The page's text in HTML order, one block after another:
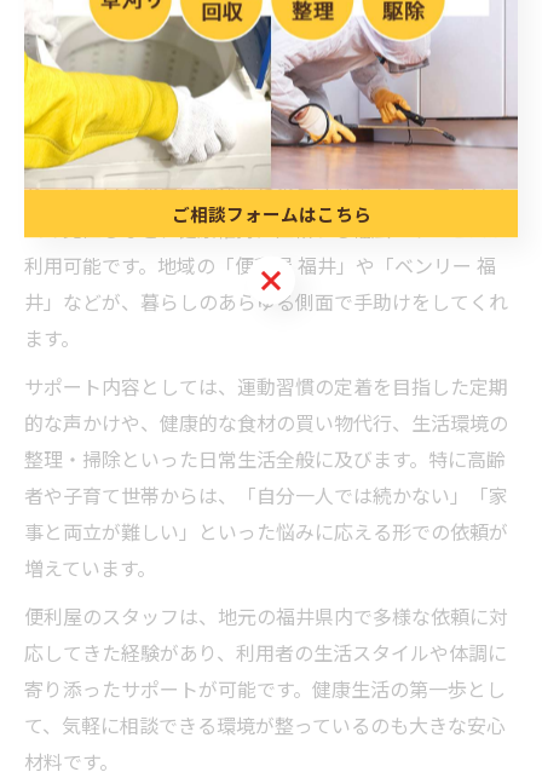
便利屋が福井の健康生活を全面サポート
便利屋のフィットネス支援は、単なる運動の手伝いにと
どまらず、福井県の健康生活全体をサポートします。た
とえば、日々の買い物代行や食生活サポート、生活リズ
ムの見直しなど、健康維持に直結する幅広いサービスが
利用可能です。地域の「便利屋 福井」や「ベンリー 福
井」などが、暮らしのあらゆる側面で手助けをしてくれ
ます。
サポート内容としては、運動習慣の定着を目指した定期
的な声かけや、健康的な食材の買い物代行、生活環境の
整理・掃除といった日常生活全般に及びます。特に高齢
者や子育て世帯からは、「自分一人では続かない」「家
事と両立が難しい」といった悩みに応える形での依頼が
増えています。
便利屋のスタッフは、地元の福井県内で多様な依頼に対
応してきた経験があり、利用者の生活スタイルや体調に
寄り添ったサポートが可能です。健康生活の第一歩とし
て、気軽に相談できる環境が整っているのも大きな安心
材料です。
ご相談フォームはこちら
ご相談フォームはこちら